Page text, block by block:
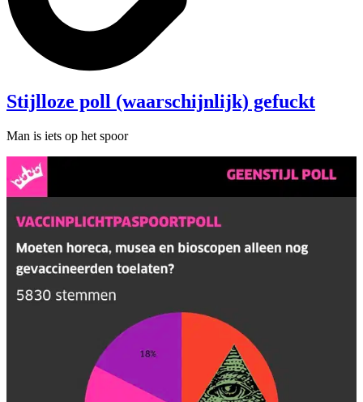
Stijlloze poll (waarschijnlijk) gefuckt
Man is iets op het spoor